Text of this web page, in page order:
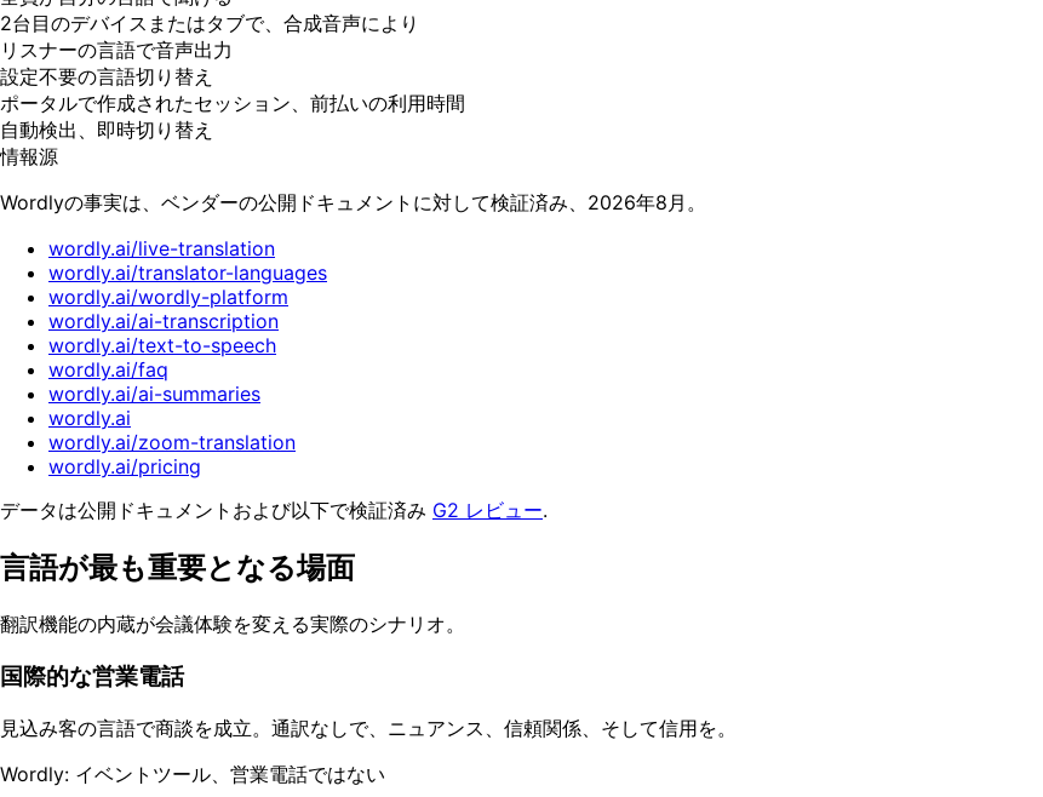
2台目のデバイスまたはタブで、合成音声により
リスナーの言語で音声出力
設定不要の言語切り替え
ポータルで作成されたセッション、前払いの利用時間
自動検出、即時切り替え
情報源
Wordlyの事実は、ベンダーの公開ドキュメントに対して検証済み、2026年8月。
wordly.ai/live-translation
wordly.ai/translator-languages
wordly.ai/wordly-platform
wordly.ai/ai-transcription
wordly.ai/text-to-speech
wordly.ai/faq
wordly.ai/ai-summaries
wordly.ai
wordly.ai/zoom-translation
wordly.ai/pricing
データは公開ドキュメントおよび以下で検証済み G2 レビュー.
言語が最も重要となる場面
翻訳機能の内蔵が会議体験を変える実際のシナリオ。
国際的な営業電話
見込み客の言語で商談を成立。通訳なしで、ニュアンス、信頼関係、そして信用を。
Wordly: イベントツール、営業電話ではない